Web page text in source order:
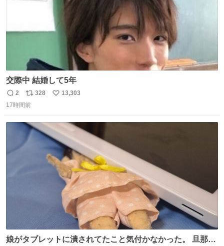
交際中 結婚して5年
返
信
2
リ
ポ
ト
数
328
い
数
13,303
17時間前
娘がタブレットに潰されてたこと気付かなかった。 旦那だ